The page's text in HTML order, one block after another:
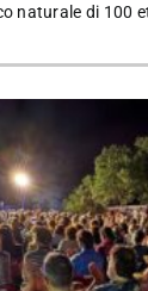
naturale di 100